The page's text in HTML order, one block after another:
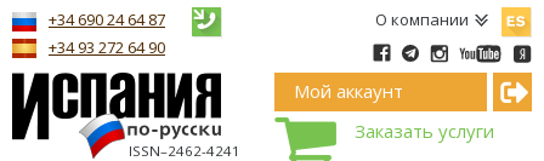
О компании
ISSN–2462-4241
+34 690 24 64 87
+34 93 272 64 90
Мой аккаунт
Заказать услуги